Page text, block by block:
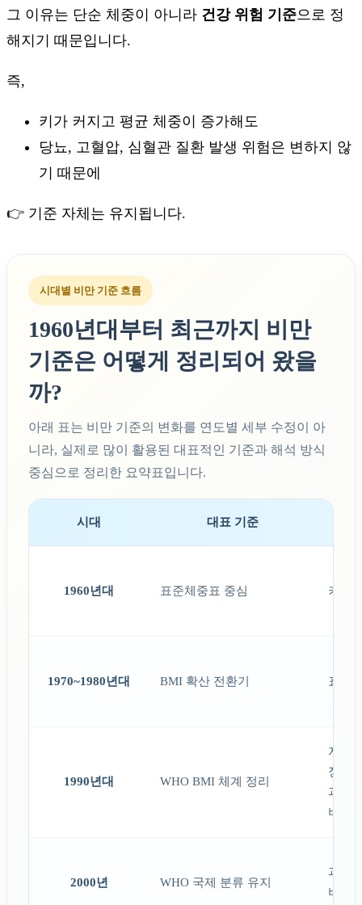
그 이유는 단순 체중이 아니라 건강 위험 기준으로 정
해지기 때문입니다.
즉,
키가 커지고 평균 체중이 증가해도
당뇨, 고혈압, 심혈관 질환 발생 위험은 변하지 않
기 때문에
👉 기준 자체는 유지됩니다.
시대별 비만 기준 흐름
1960년대부터 최근까지 비만
기준은 어떻게 정리되어 왔을
까?
아래 표는 비만 기준의 변화를 연도별 세부 수정이 아
니라, 실제로 많이 활용된 대표적인 기준과 해석 방식
중심으로 정리한 요약표입니다.
시대 대표 기준
1960년대 표준체중표 중심 키 대
1970~1980년대 BMI 확산 전환기 표준
1990년대 WHO BMI 체계 정리
저체
정상
과체
비만
2000년 WHO 국제 분류 유지
과체
비만